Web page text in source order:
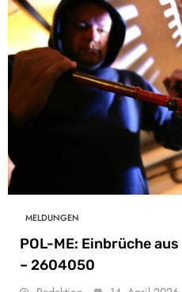
MELDUNGEN
POL-ME: Einbrüche
– 2604050